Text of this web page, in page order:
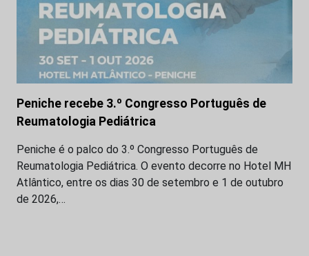
Peniche recebe 3.º Congresso Português de
Reumatologia Pediátrica
Peniche é o palco do 3.º Congresso Português de
Reumatologia Pediátrica. O evento decorre no Hotel MH
Atlântico, entre os dias 30 de setembro e 1 de outubro
de 2026,…